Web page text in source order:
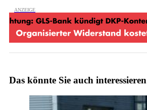
Das könnte Sie auch interessieren